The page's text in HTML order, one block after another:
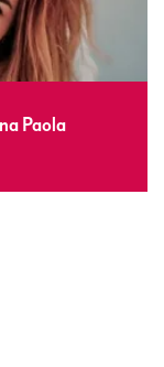
Paola